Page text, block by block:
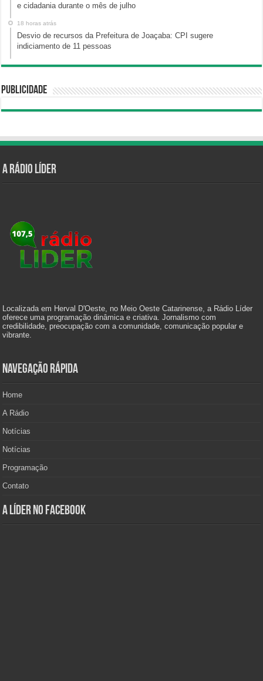
e cidadania durante o mês de julho
18 horas atrás
Desvio de recursos da Prefeitura de Joaçaba: CPI sugere
indiciamento de 11 pessoas
Publicidade
A Rádio Líder
Localizada em Herval D'Oeste, no Meio Oeste Catarinense, a Rádio Líder
oferece uma programação dinâmica e criativa. Jornalismo com
credibilidade, preocupação com a comunidade, comunicação popular e
vibrante.
Navegação Rápida
Home
A Rádio
Notícias
Notícias
Programação
Contato
A Líder no Facebook